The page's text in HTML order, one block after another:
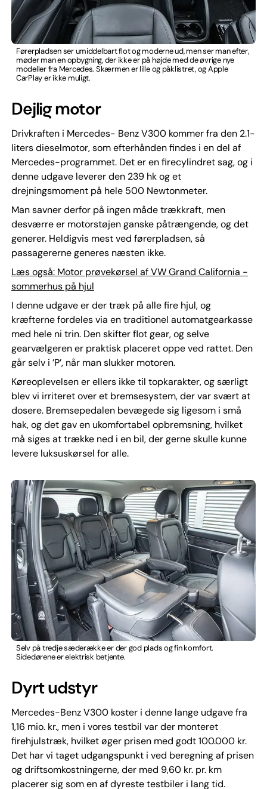
Førerpladsen ser umiddelbart flot og moderne ud, men ser man efter,
møder man en opbygning, der ikke er på højde med de øvrige nye
modeller fra Mercedes. Skærmen er lille og påklistret, og Apple
CarPlay er ikke muligt.
Dejlig motor
Drivkraften i Mercedes- Benz V300 kommer fra den 2.1-
liters dieselmotor, som efterhånden findes i en del af
Mercedes-programmet. Det er en firecylindret sag, og i
denne udgave leverer den 239 hk og et
drejningsmoment på hele 500 Newtonmeter.
Man savner derfor på ingen måde trækkraft, men
desværre er motorstøjen ganske påtrængende, og det
generer. Heldigvis mest ved førerpladsen, så
passagererne generes næsten ikke.
Læs også: Motor prøvekørsel af VW Grand California -
sommerhus på hjul
I denne udgave er der træk på alle fire hjul, og
kræfterne fordeles via en traditionel automatgearkasse
med hele ni trin. Den skifter flot gear, og selve
gearvælgeren er praktisk placeret oppe ved rattet. Den
går selv i ’P’, når man slukker motoren.
Køreoplevelsen er ellers ikke til topkarakter, og særligt
blev vi irriteret over et bremsesystem, der var svært at
dosere. Bremsepedalen bevægede sig ligesom i små
hak, og det gav en ukomfortabel opbremsning, hvilket
må siges at trække ned i en bil, der gerne skulle kunne
levere luksuskørsel for alle.
Selv på tredje sæderække er der god plads og fin komfort.
Sidedørene er elektrisk betjente.
Dyrt udstyr
Mercedes-Benz V300 koster i denne lange udgave fra
1,16 mio. kr., men i vores testbil var der monteret
firehjulstræk, hvilket øger prisen med godt 100.000 kr.
Det har vi taget udgangspunkt i ved beregning af prisen
og driftsomkostningerne, der med 9,60 kr. pr. km
placerer sig som en af dyreste testbiler i lang tid.